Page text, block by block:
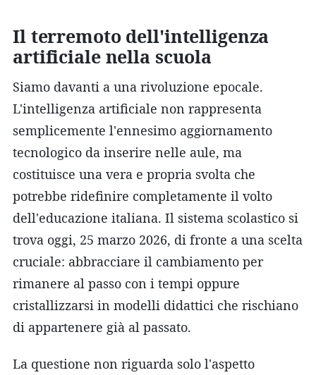
Il terremoto dell'intelligenza
artificiale nella scuola
Siamo davanti a una rivoluzione epocale.
L'intelligenza artificiale non rappresenta
semplicemente l'ennesimo aggiornamento
tecnologico da inserire nelle aule, ma
costituisce una vera e propria svolta che
potrebbe ridefinire completamente il volto
dell'educazione italiana. Il sistema scolastico si
trova oggi, 25 marzo 2026, di fronte a una scelta
cruciale: abbracciare il cambiamento per
rimanere al passo con i tempi oppure
cristallizzarsi in modelli didattici che rischiano
di appartenere già al passato.
La questione non riguarda solo l'aspetto